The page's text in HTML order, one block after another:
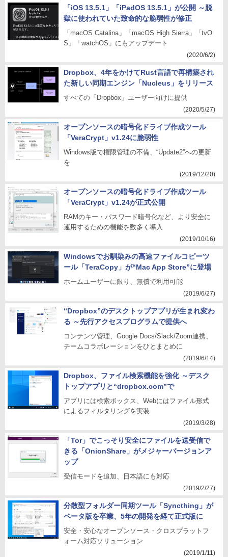
「iOS 13.5.1」「iPadOS 13.5.1」が公開 ～脱
獄に使われていた致命的な脆弱性が修正
「macOS Catalina」「macOS High Sierra」「tvO
S」「watchOS」にもアップデート
(2020/6/2)
Dropbox、4年をかけてRust言語で再構築され
た新しい同期エンジン「Nucleus」をリリース
すべての「Dropbox」ユーザー向けに提供
(2020/5/27)
オープンソースの暗号化ドライブ作成ツール
「VeraCrypt」v1.24に脆弱性
Windows版で権限管理の不備、“Update2”への更新
を
(2019/12/20)
オープンソースの暗号化ドライブ作成ツール
「VeraCrypt」v1.24が正式公開
RAMのキー・パスワード暗号化など、より安全に
運用するための機能を数多く導入
(2019/10/16)
Windowsでお馴染みの高速ファイルコピーツ
ール「TeraCopy」が“Mac App Store”に登場
ホームユーザーに限り、無償で利用可能
(2019/6/27)
“Dropbox”のデスクトップアプリが生まれ変わ
る ～先行アクセスプログラムで提供へ
コンテンツ管理、Google Docs/Slack/Zoom連携、
チームコラボレーションをひとまとめに
(2019/6/14)
Dropbox、ファイル検索機能を強化 ～デスク
トップアプリと“dropbox.com”で
アプリには検索ボックス、Webにはファイル形式
によるフィルタリングを実装
(2019/3/28)
「Tor」でこっそり安全にファイルを送受信で
きる「OnionShare」がメジャーバージョンア
ップ
受信モードを追加、日本語にも対応
(2019/2/27)
分散型フォルダー同期ツール「Syncthing」が
ベータ版を卒業、5年の開発を経て正式版に
安全・安心なオープンソース・クロスプラットフ
ォーム対応ソリューション
(2019/1/11)